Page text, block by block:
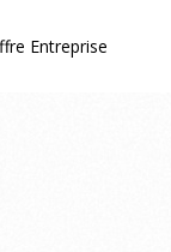
Entreprise